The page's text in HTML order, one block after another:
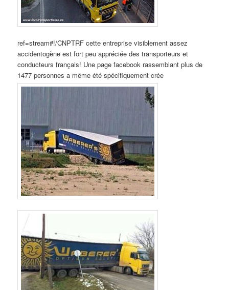
ref=stream#!/CNPTRF cette entreprise visiblement assez
accidentogène est fort peu appréciée des transporteurs et
conducteurs français! Une page facebook rassemblant plus de
1477 personnes a même été spécifiquement crée